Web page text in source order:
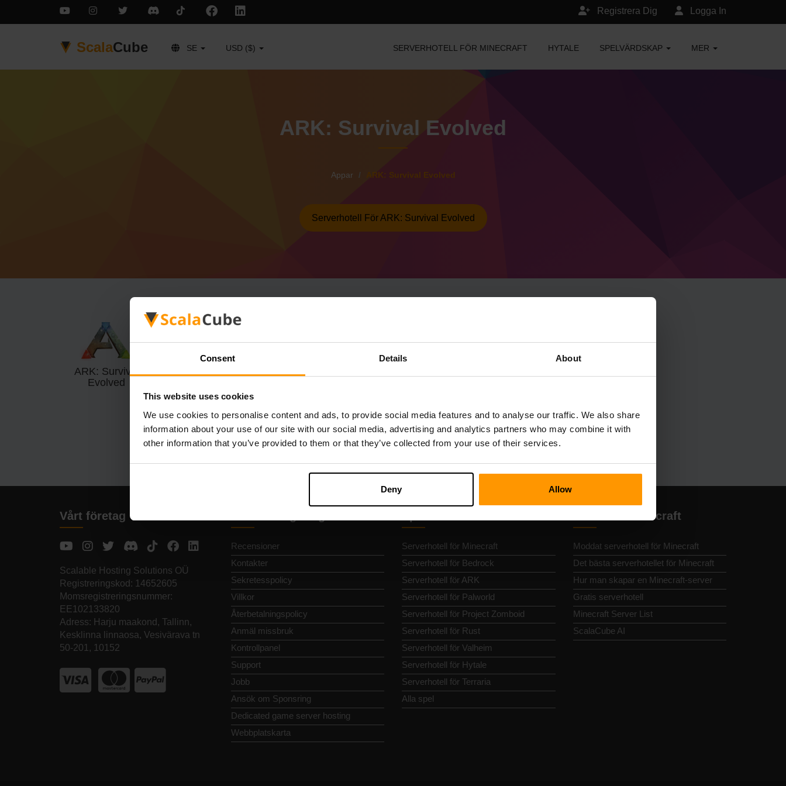
Consent Details About
This website uses cookies
We use cookies to personalise content and ads, to provide social media features and to analyse our traffic. We also share
information about your use of our site with our social media, advertising and analytics partners who may combine it with
other information that you’ve provided to them or that they’ve collected from your use of their services.
Deny Allow
Logga In
Registrera Dig
ScalaCube SE USD ($) SERVERHOTELL FÖR MINECRAFT HYTALE SPELVÄRDSKAP MER
ARK: Survival Evolved
Appar ARK: Survival Evolved
Serverhotell För ARK: Survival Evolved
ARK: Survival
Evolved
ARK: Survival
Aquatica)
Vårt företag
Scalable Hosting Solutions OÜ
Registreringskod: 14652605
Momsregistreringsnummer:
EE102133820
Adress: Harju maakond, Tallinn,
Kesklinna linnaosa, Vesivärava tn
50-201, 10152
Recensioner
Kontakter
Sekretesspolicy
Villkor
Återbetalningspolicy
Anmäl missbruk
Kontrollpanel
Support
Jobb
Ansök om Sponsring
Dedicated game server hosting
Webbplatskarta
Serverhotell för Minecraft
Serverhotell för Bedrock
Serverhotell för ARK
Serverhotell för Palworld
Serverhotell för Project Zomboid
Serverhotell för Rust
Serverhotell för Valheim
Serverhotell för Hytale
Serverhotell för Terraria
Alla spel
Hotell för Minecraft
Moddat serverhotell för Minecraft
Det bästa serverhotellet för Minecraft
Hur man skapar en Minecraft-server
Gratis serverhotell
Minecraft Server List
ScalaCube AI